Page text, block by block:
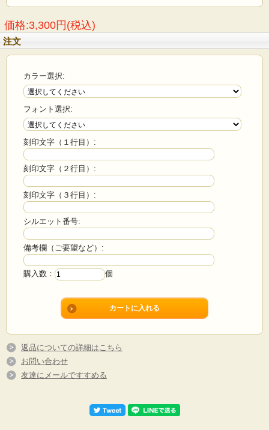
世界でひとつだけの贈り物
オリジナルギフトにお勧め♪
世界にひとつだけのオリジナルキーホルダー！
アイランドフィル仕上げで高級感あふれるキーホルダーに仕上がります。
自分用はもちろん、プレゼントにもお勧めの商品です。
◎家の鍵、バッグ、車等にお勧めです。
・文字を3行まで刻印可能。
・シルエットが刻印可能。
・カラーは、シルバー・ゴールドの2色からお選び頂けます。
・フォントは、10種類の中からお選び頂けます。
価格:3,300円(税込)
注文
カラー選択:
フォント選択:
刻印文字（１行目）:
刻印文字（２行目）:
刻印文字（３行目）:
シルエット番号:
備考欄（ご要望など）:
購入数： 個
返品についての詳細はこちら
お問い合わせ
友達にメールですすめる